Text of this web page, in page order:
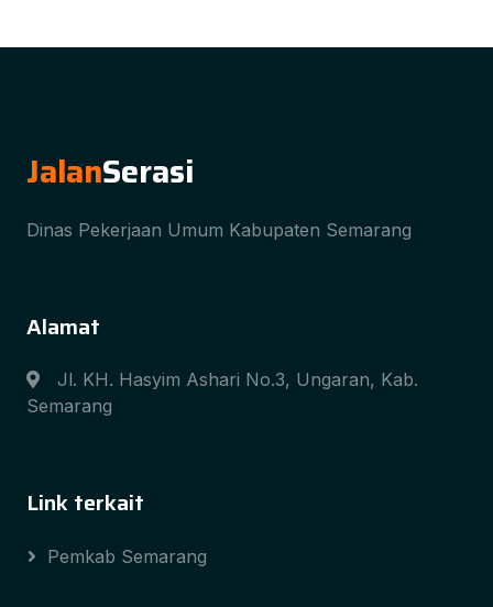
JalanSerasi
Dinas Pekerjaan Umum Kabupaten Semarang
Alamat
Jl. KH. Hasyim Ashari No.3, Ungaran, Kab.
Semarang
Link terkait
Pemkab Semarang